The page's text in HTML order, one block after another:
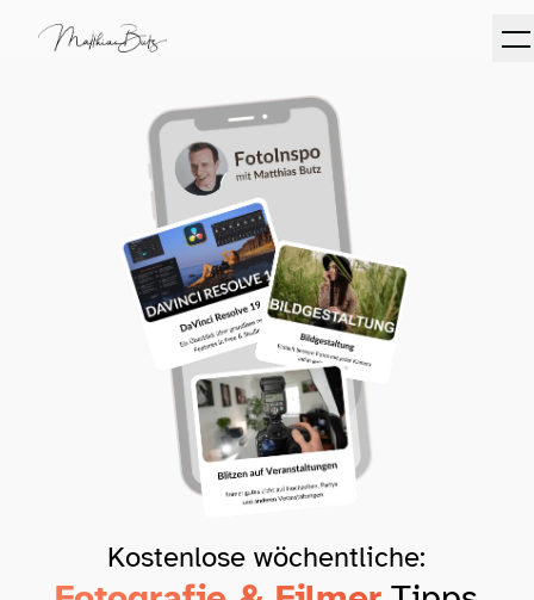
Kostenlose wöchentliche: